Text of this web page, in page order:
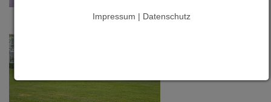
Impressum | Datenschutz